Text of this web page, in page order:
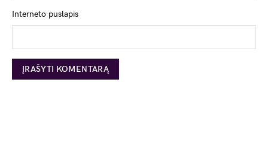
Interneto puslapis